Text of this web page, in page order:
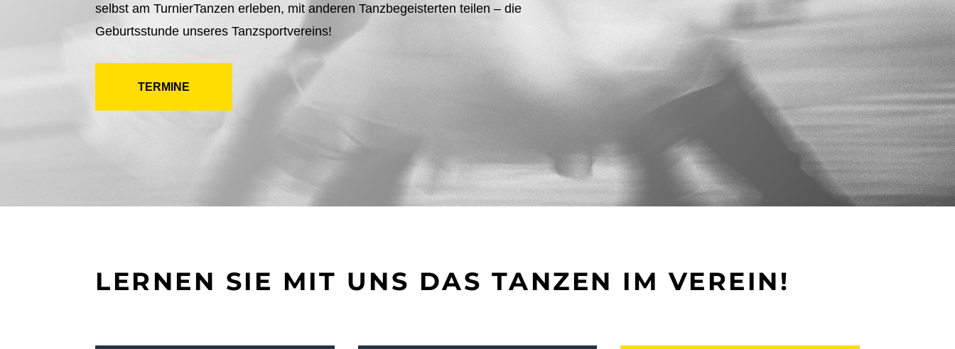
selbst am TurnierTanzen erleben, mit anderen Tanzbegeisterten teilen – die
Geburtsstunde unseres Tanzsportvereins!
TERMINE
LERNEN SIE MIT UNS DAS TANZEN IM VEREIN!